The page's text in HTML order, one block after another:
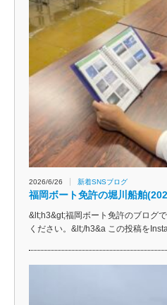
2026/6/26 新着SNSブログ
福岡ボート免許の堀川船舶
&lt;h3&gt;福岡ボート免許のブログ
ください。&lt;/h3&a この投稿を